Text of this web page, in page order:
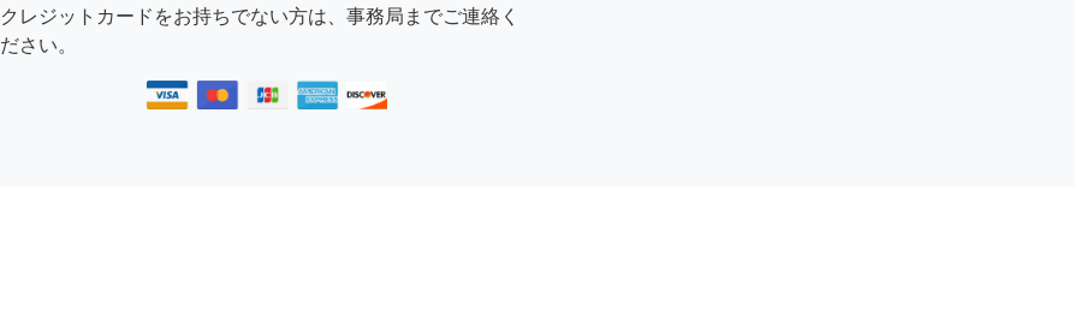
クレジットカードをお持ちでない方は、事務局までご連絡く
ださい。